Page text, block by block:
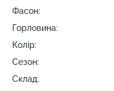
Фасон:
Горловина:
Колір:
Сезон:
Склад: